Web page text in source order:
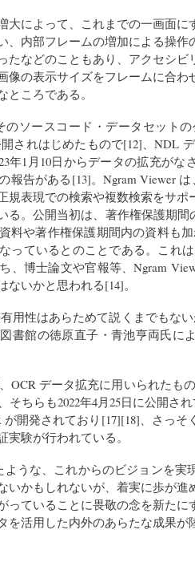
大によって、これまでの一画面
、内部フレームの増加による操作
たなどのこともあり、アクセシビ
像の表示サイズをフレームに合
ころである。
のソースコード・データセット
開されはじめたもので[12]、NDL
年1月10日からデータの拡充がな
報告がある[13]。Ngram Viewer
規表現での検索や複数検索をサ
る。公開当初は、著作権保護期間
料や著作権保護期間内の資料も
っているとのことである。これ
、博士論文や官報等、Ngram
いかと思われる[14]。
用性はあらためて説くまでもな
書館の徳原直子・青池亨両氏に
OCR データ拡充に用いられたも
そちらも2022年4月25日に公開さ
が開発されており[17][18]、さっ
実験が行われている。
ような、これからのビジョンを実
いかもしれないが、着実に歩が
っていることに畏敬の念を新たに
を活用した内外のあらたな成果